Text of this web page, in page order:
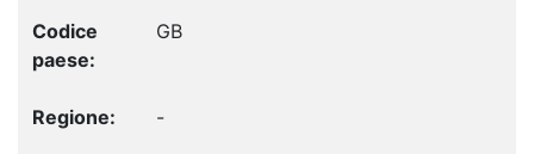
GB
-